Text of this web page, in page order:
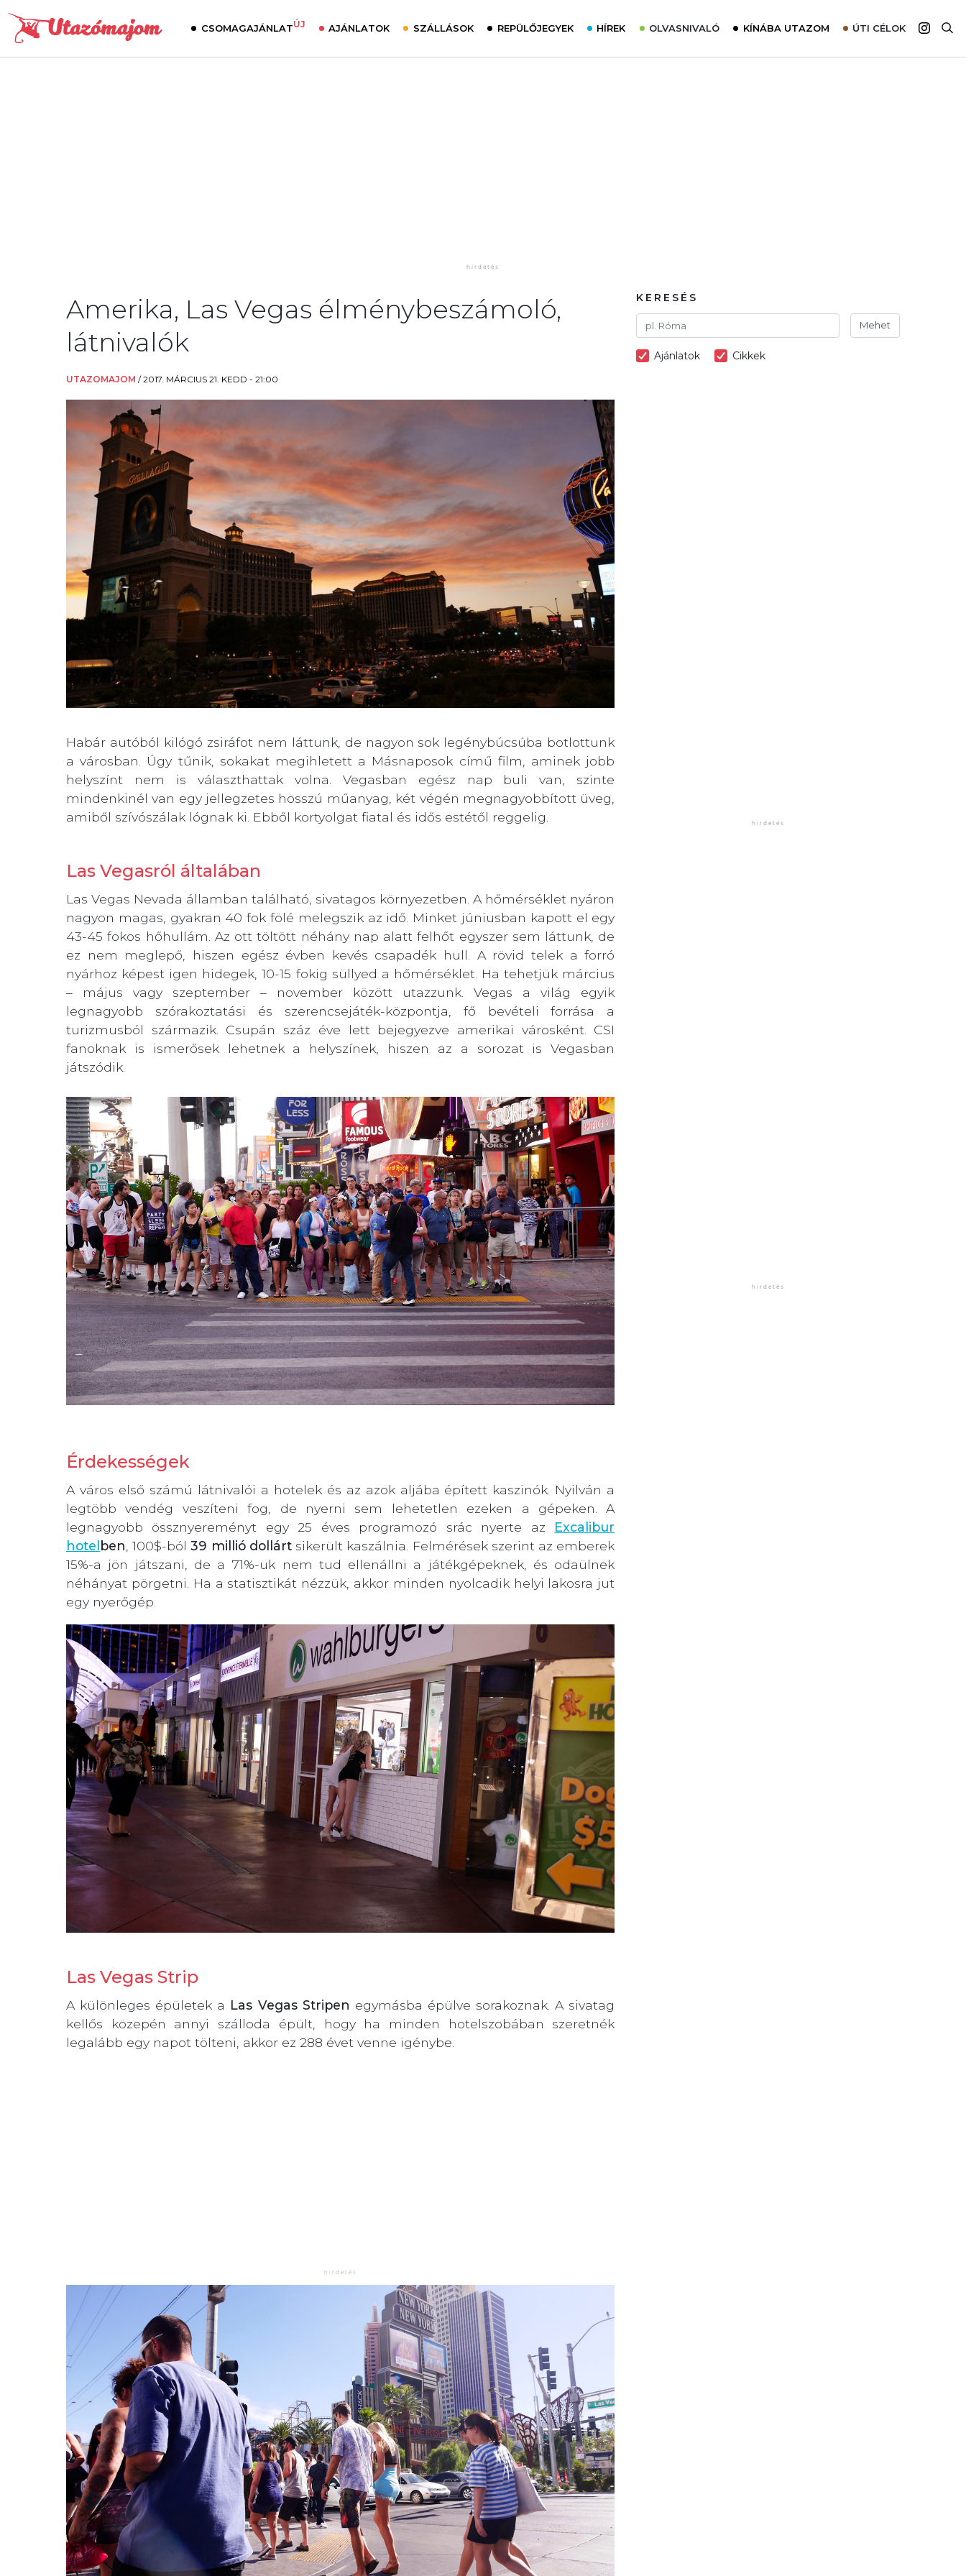
CSOMAGAJÁNLATÚJ AJÁNLATOK SZÁLLÁSOK REPÜLŐJEGYEK HÍREK OLVASNIVALÓ KÍNÁBA UTAZOM ÚTI CÉLOK
Amerika, Las Vegas élménybeszámoló,
látnivalók
UTAZOMAJOM /2017. MÁRCIUS 21. KEDD - 21:00
Habár autóból kilógó zsiráfot nem láttunk, de nagyon sok legénybúcsúba botlottunk
a városban. Úgy tűnik, sokakat megihletett a Másnaposok című film, aminek jobb
helyszínt nem is választhattak volna. Vegasban egész nap buli van, szinte
mindenkinél van egy jellegzetes hosszú műanyag, két végén megnagyobbított üveg,
amiből szívószálak lógnak ki. Ebből kortyolgat fiatal és idős estétől reggelig.
Las Vegasról általában
Las Vegas Nevada államban található, sivatagos környezetben. A hőmérséklet nyáron
nagyon magas, gyakran 40 fok fölé melegszik az idő. Minket júniusban kapott el egy
43-45 fokos hőhullám. Az ott töltött néhány nap alatt felhőt egyszer sem láttunk, de
ez nem meglepő, hiszen egész évben kevés csapadék hull. A rövid telek a forró
nyárhoz képest igen hidegek, 10-15 fokig süllyed a hőmérséklet. Ha tehetjük március
– május vagy szeptember – november között utazzunk. Vegas a világ egyik
legnagyobb szórakoztatási és szerencsejáték-központja, fő bevételi forrása a
turizmusból származik. Csupán száz éve lett bejegyezve amerikai városként. CSI
fanoknak is ismerősek lehetnek a helyszínek, hiszen az a sorozat is Vegasban
játszódik.
Érdekességek
A város első számú látnivalói a hotelek és az azok aljába épített kaszinók. Nyilván a
legtöbb vendég veszíteni fog, de nyerni sem lehetetlen ezeken a gépeken. A
legnagyobb össznyereményt egy 25 éves programozó srác nyerte az Excalibur
hotel ben, 100$-ból39 millió dollártsikerült kaszálnia. Felmérések szerint az emberek
15%-a jön játszani, de a 71%-uk nem tud ellenállni a játékgépeknek, és odaülnek
néhányat pörgetni. Ha a statisztikát nézzük, akkor minden nyolcadik helyi lakosra jut
egy nyerőgép.
Las Vegas Strip
A különleges épületek a Las Vegas Stripen egymásba épülve sorakoznak. A sivatag
kellős közepén annyi szálloda épült, hogy ha minden hotelszobában szeretnék
legalább egy napot tölteni, akkor ez 288 évet venne igénybe.
KERESÉS
Mehet
Ajánlatok Cikkek